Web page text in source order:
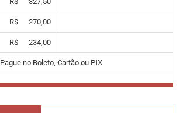
R$ 270,00
R$ 234,00
Pague no Boleto, Cartão ou PIX